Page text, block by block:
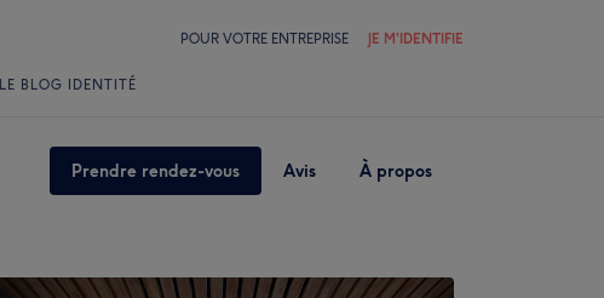
POUR VOTRE ENTREPRISE JE M'IDENTIFIE
LE BLOG IDENTITÉ
Prendre rendez-vous Avis À propos